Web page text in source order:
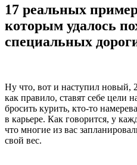
17 реальных
которым удалось
специальных
Ну что, вот и наступил новый,
как правило, ставят себе цели
бросить курить, кто-то
в карьере. Как говорится, у
что многие из вас
свой вес.